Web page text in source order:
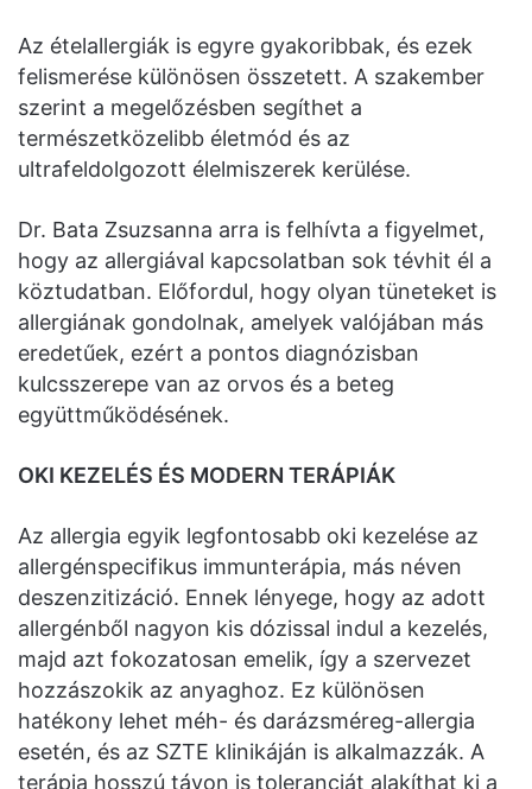
Az ételallergiák is egyre gyakoribbak, és ezek
felismerése különösen összetett. A szakember
szerint a megelőzésben segíthet a
természetközelibb életmód és az
ultrafeldolgozott élelmiszerek kerülése.
Dr. Bata Zsuzsanna arra is felhívta a figyelmet,
hogy az allergiával kapcsolatban sok tévhit él a
köztudatban. Előfordul, hogy olyan tüneteket is
allergiának gondolnak, amelyek valójában más
eredetűek, ezért a pontos diagnózisban
kulcsszerepe van az orvos és a beteg
együttműködésének.
OKI KEZELÉS ÉS MODERN TERÁPIÁK
Az allergia egyik legfontosabb oki kezelése az
allergénspecifikus immunterápia, más néven
deszenzitizáció. Ennek lényege, hogy az adott
allergénből nagyon kis dózissal indul a kezelés,
majd azt fokozatosan emelik, így a szervezet
hozzászokik az anyaghoz. Ez különösen
hatékony lehet méh- és darázsméreg-allergia
esetén, és az SZTE klinikáján is alkalmazzák. A
terápia hosszú távon is toleranciát alakíthat ki a